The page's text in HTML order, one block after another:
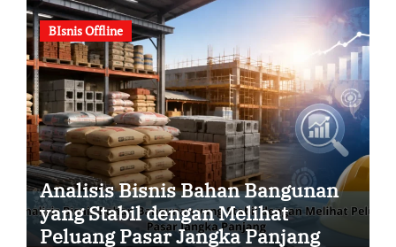
BIsnis Offline
Analisis Bisnis Bahan Bangunan
yang Stabil dengan Melihat
Peluang Pasar Jangka Panjang